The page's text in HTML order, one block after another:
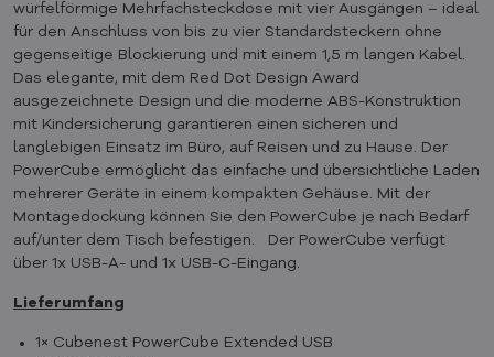
würfelförmige Mehrfachsteckdose mit vier Ausgängen – ideal
für den Anschluss von bis zu vier Standardsteckern ohne
gegenseitige Blockierung und mit einem 1,5 m langen Kabel.
Das elegante, mit dem Red Dot Design Award
ausgezeichnete Design und die moderne ABS-Konstruktion
mit Kindersicherung garantieren einen sicheren und
langlebigen Einsatz im Büro, auf Reisen und zu Hause. Der
PowerCube ermöglicht das einfache und übersichtliche Laden
mehrerer Geräte in einem kompakten Gehäuse. Mit der
Montagedockung können Sie den PowerCube je nach Bedarf
auf/unter dem Tisch befestigen. Der PowerCube verfügt
über 1x USB-A- und 1x USB-C-Eingang.
Lieferumfang
1× Cubenest PowerCube Extended USB